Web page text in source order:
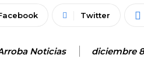
Twitter
Noticias diciembre